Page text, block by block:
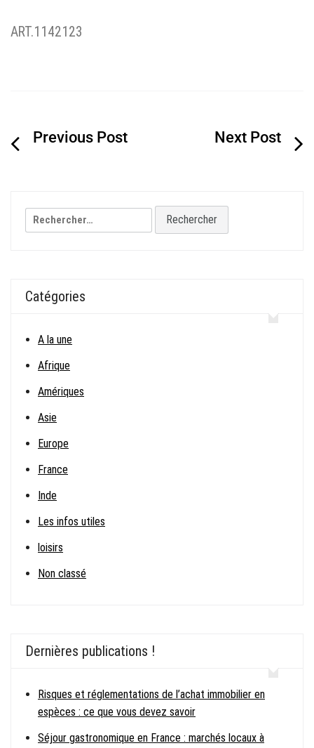
ART.1142123
Navigation
Rechercher :
Catégories
A la une
Afrique
Amériques
Asie
Europe
France
Inde
Les infos utiles
loisirs
Non classé
Dernières publications !
Risques et réglementations de l’achat immobilier en
espèces : ce que vous devez savoir
Séjour gastronomique en France : marchés locaux à